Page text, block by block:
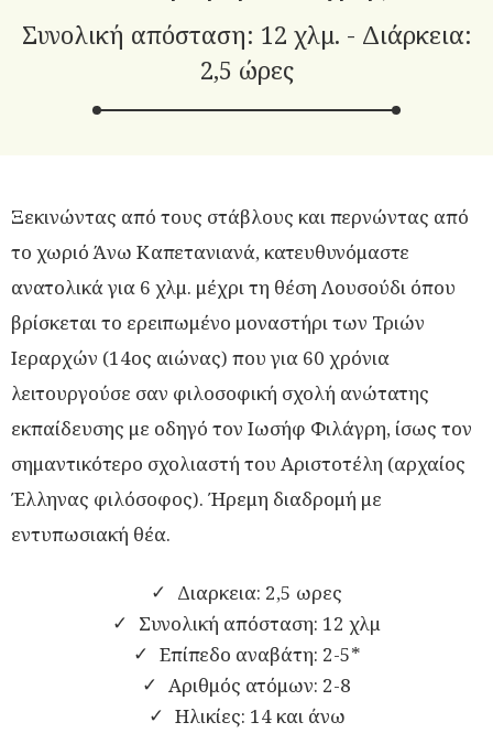
Συνολική απόσταση: 12 χλμ. - Διάρκεια:
2,5 ώρες
Ξεκινώντας από τους στάβλους και περνώντας από
το χωριό Άνω Καπετανιανά, κατευθυνόμαστε
ανατολικά για 6 χλμ. μέχρι τη θέση Λουσούδι όπου
βρίσκεται το ερειπωμένο μοναστήρι των Τριών
Ιεραρχών (14ος αιώνας) που για 60 χρόνια
λειτουργούσε σαν φιλοσοφική σχολή ανώτατης
εκπαίδευσης με οδηγό τον Ιωσήφ Φιλάγρη, ίσως τον
σημαντικότερο σχολιαστή του Αριστοτέλη (αρχαίος
Έλληνας φιλόσοφος). Ήρεμη διαδρομή με
εντυπωσιακή θέα.
Διαρκεια: 2,5 ωρες
Συνολική απόσταση: 12 χλμ
Επίπεδο αναβάτη: 2-5*
Αριθμός ατόμων: 2-8
Ηλικίες: 14 και άνω